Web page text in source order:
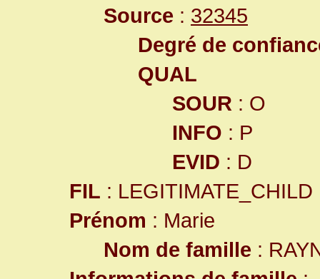
Source : 32345
Degré de
QUAL
SOUR : O
INFO : P
EVID : D
FIL : LEGITIMATE_CHILD
Prénom : Marie
Nom de famille :